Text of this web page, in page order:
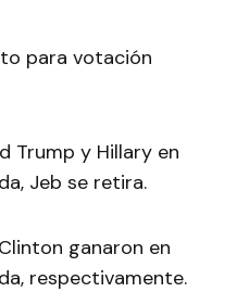
Trump y Hillary en
Jeb se retira.
ganaron en
respectivamente.